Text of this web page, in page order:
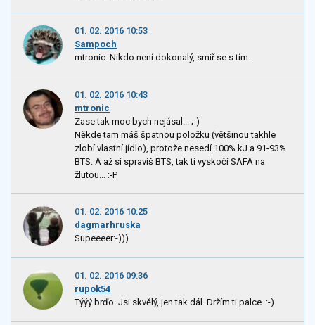
01. 02. 2016 10:53
Sampoch
mtronic: Nikdo není dokonalý, smiř se s tím.
01. 02. 2016 10:43
mtronic
Zase tak moc bych nejásal... ;-)
Někde tam máš špatnou položku (většinou takhle
zlobí vlastní jídlo), protože nesedí 100% kJ a 91-93%
BTS. A až si spravíš BTS, tak ti vyskočí SAFA na
žlutou... :-P
01. 02. 2016 10:25
dagmarhruska
Supeeeer:-)))
01. 02. 2016 09:36
rupok54
Týýý brďo. Jsi skvělý, jen tak dál. Držím ti palce. :-)